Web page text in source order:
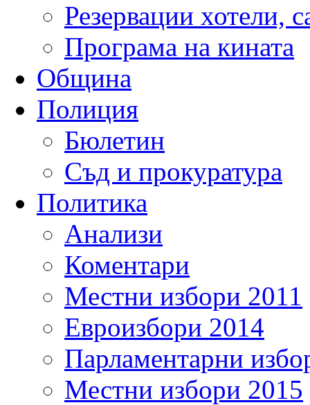
Резервации хотели,
Програма на кината
Община
Полиция
Бюлетин
Съд и прокуратура
Политика
Анализи
Коментари
Местни избори 2011
Евроизбори 2014
Парламентарни
Местни избори 2015